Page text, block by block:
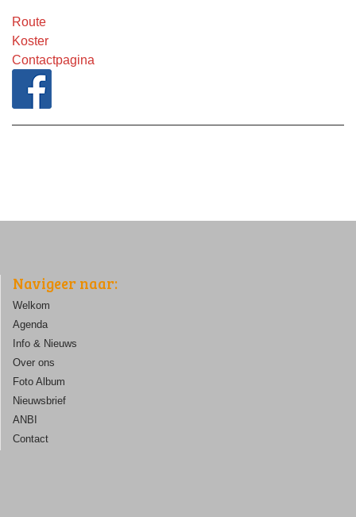
Route
Koster
Contactpagina
Navigeer naar:
Welkom
Agenda
Info & Nieuws
Over ons
Foto Album
Nieuwsbrief
ANBI
Contact